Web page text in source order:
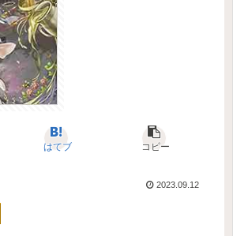
はてブ コピー
2023.09.12